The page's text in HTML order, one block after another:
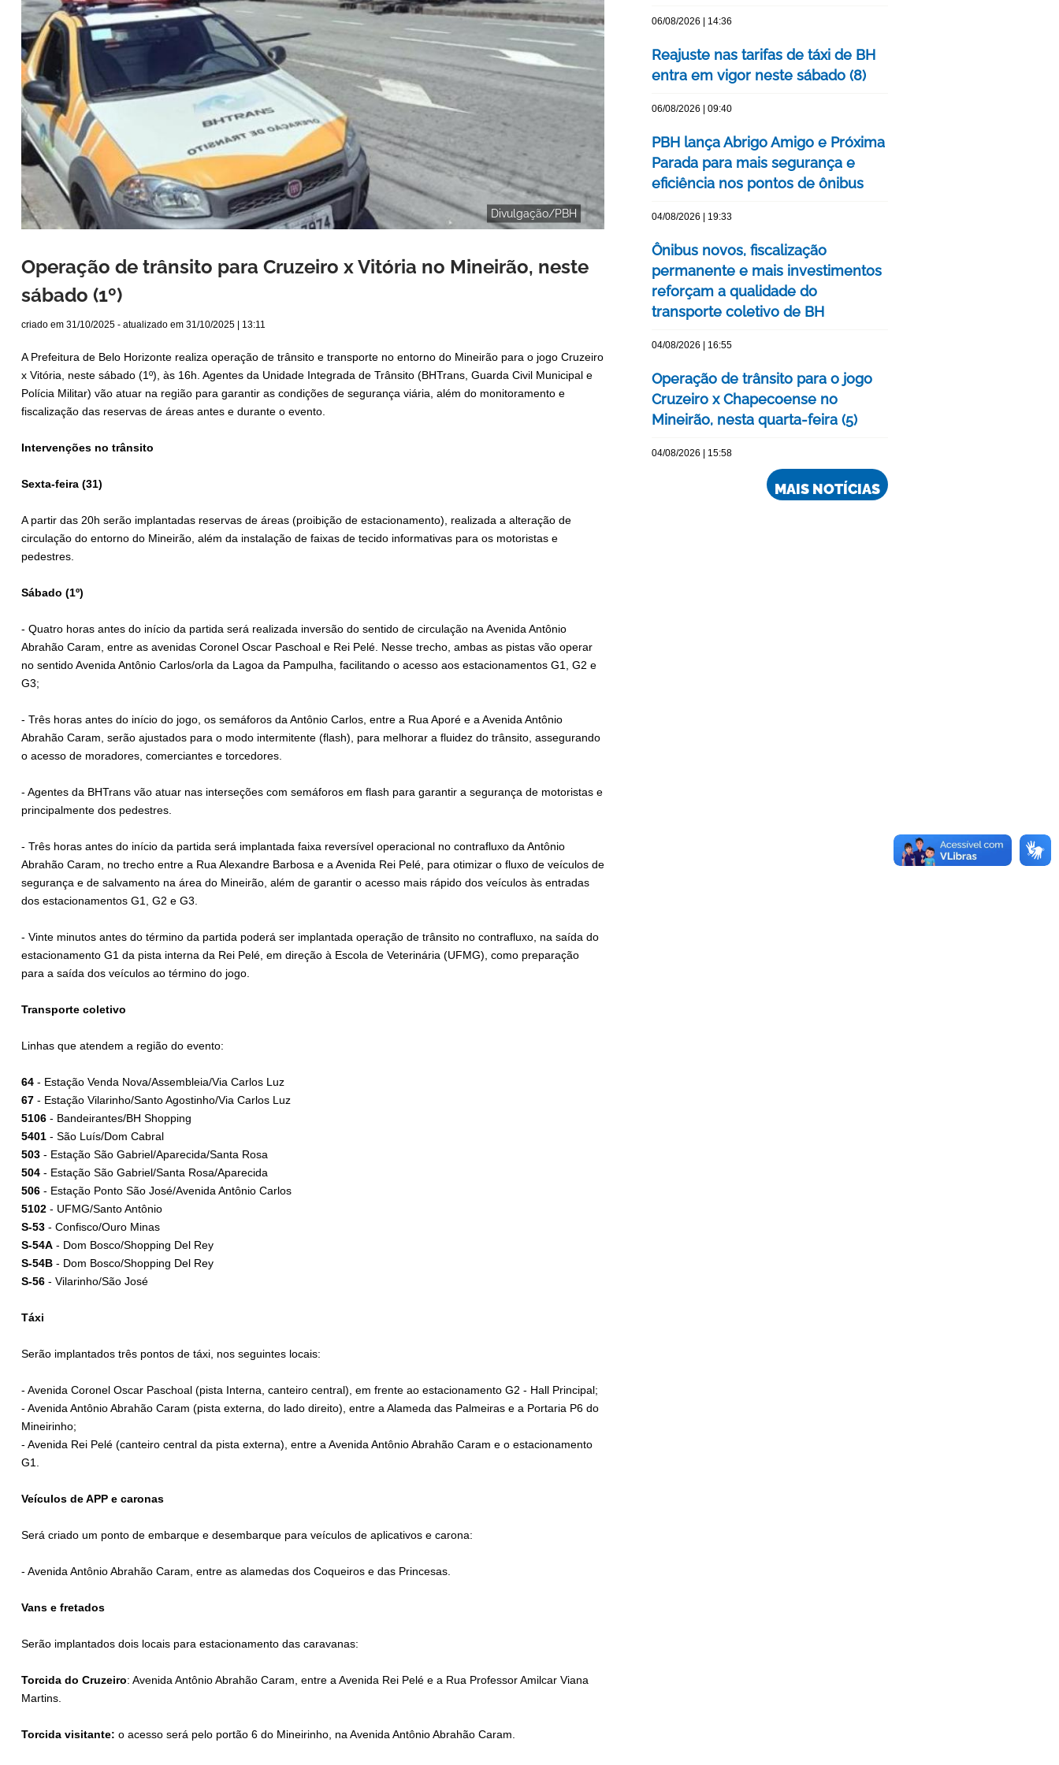
Divulgação/PBH
Operação de trânsito para Cruzeiro x Vitória no Mineirão, neste
sábado (1º)
criado em 31/10/2025 - atualizado em 31/10/2025 | 13:11
A Prefeitura de Belo Horizonte realiza operação de trânsito e transporte no entorno do Mineirão para o jogo Cruzeiro
x Vitória, neste sábado (1º), às 16h. Agentes da Unidade Integrada de Trânsito (BHTrans, Guarda Civil Municipal e
Polícia Militar) vão atuar na região para garantir as condições de segurança viária, além do monitoramento e
fiscalização das reservas de áreas antes e durante o evento.
Intervenções no trânsito
Sexta-feira (31)
A partir das 20h serão implantadas reservas de áreas (proibição de estacionamento), realizada a alteração de
circulação do entorno do Mineirão, além da instalação de faixas de tecido informativas para os motoristas e
pedestres.
Sábado (1º)
- Quatro horas antes do início da partida será realizada inversão do sentido de circulação na Avenida Antônio
Abrahão Caram, entre as avenidas Coronel Oscar Paschoal e Rei Pelé. Nesse trecho, ambas as pistas vão operar
no sentido Avenida Antônio Carlos/orla da Lagoa da Pampulha, facilitando o acesso aos estacionamentos G1, G2 e
G3;
- Três horas antes do início do jogo, os semáforos da Antônio Carlos, entre a Rua Aporé e a Avenida Antônio
Abrahão Caram, serão ajustados para o modo intermitente (flash), para melhorar a fluidez do trânsito, assegurando
o acesso de moradores, comerciantes e torcedores.
- Agentes da BHTrans vão atuar nas interseções com semáforos em flash para garantir a segurança de motoristas e
principalmente dos pedestres.
- Três horas antes do início da partida será implantada faixa reversível operacional no contrafluxo da Antônio
Abrahão Caram, no trecho entre a Rua Alexandre Barbosa e a Avenida Rei Pelé, para otimizar o fluxo de veículos de
segurança e de salvamento na área do Mineirão, além de garantir o acesso mais rápido dos veículos às entradas
dos estacionamentos G1, G2 e G3.
- Vinte minutos antes do término da partida poderá ser implantada operação de trânsito no contrafluxo, na saída do
estacionamento G1 da pista interna da Rei Pelé, em direção à Escola de Veterinária (UFMG), como preparação
para a saída dos veículos ao término do jogo.
Transporte coletivo
Linhas que atendem a região do evento:
64 - Estação Venda Nova/Assembleia/Via Carlos Luz
67 - Estação Vilarinho/Santo Agostinho/Via Carlos Luz
5106 - Bandeirantes/BH Shopping
5401 - São Luís/Dom Cabral
503 - Estação São Gabriel/Aparecida/Santa Rosa
504 - Estação São Gabriel/Santa Rosa/Aparecida
506 - Estação Ponto São José/Avenida Antônio Carlos
5102 - UFMG/Santo Antônio
S-53 - Confisco/Ouro Minas
S-54A - Dom Bosco/Shopping Del Rey
S-54B - Dom Bosco/Shopping Del Rey
S-56 - Vilarinho/São José
Táxi
Serão implantados três pontos de táxi, nos seguintes locais:
- Avenida Coronel Oscar Paschoal (pista Interna, canteiro central), em frente ao estacionamento G2 - Hall Principal;
- Avenida Antônio Abrahão Caram (pista externa, do lado direito), entre a Alameda das Palmeiras e a Portaria P6 do
Mineirinho;
- Avenida Rei Pelé (canteiro central da pista externa), entre a Avenida Antônio Abrahão Caram e o estacionamento
G1.
Veículos de APP e caronas
Será criado um ponto de embarque e desembarque para veículos de aplicativos e carona:
- Avenida Antônio Abrahão Caram, entre as alamedas dos Coqueiros e das Princesas.
Vans e fretados
Serão implantados dois locais para estacionamento das caravanas:
Torcida do Cruzeiro: Avenida Antônio Abrahão Caram, entre a Avenida Rei Pelé e a Rua Professor Amilcar Viana
Martins.
Torcida visitante: o acesso será pelo portão 6 do Mineirinho, na Avenida Antônio Abrahão Caram.
06/08/2026 | 14:36
Reajuste nas tarifas de táxi de BH
entra em vigor neste sábado (8)
06/08/2026 | 09:40
PBH lança Abrigo Amigo e Próxima
Parada para mais segurança e
eficiência nos pontos de ônibus
04/08/2026 | 19:33
Ônibus novos, fiscalização
permanente e mais investimentos
reforçam a qualidade do
transporte coletivo de BH
04/08/2026 | 16:55
Operação de trânsito para o jogo
Cruzeiro x Chapecoense no
Mineirão, nesta quarta-feira (5)
04/08/2026 | 15:58
MAIS NOTÍCIAS